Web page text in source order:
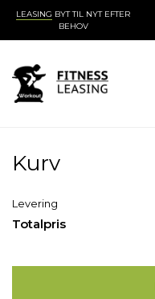
LEASING BYT TIL NYT EFTER
BEHOV
Kurv
Levering
Totalpris